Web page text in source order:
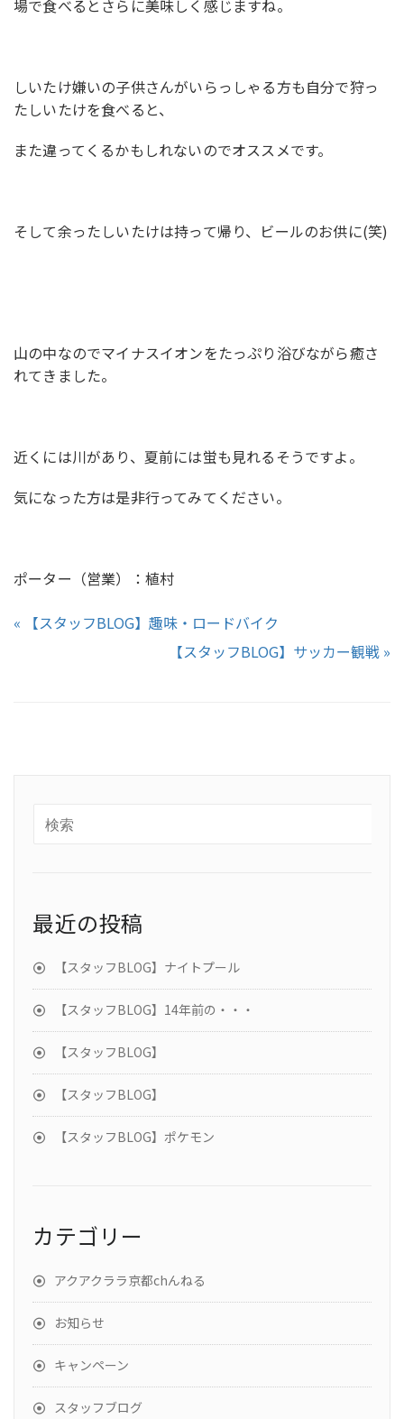
場で食べるとさらに美味しく感じますね。
しいたけ嫌いの子供さんがいらっしゃる方も自分で狩っ
たしいたけを食べると、
また違ってくるかもしれないのでオススメです。
そして余ったしいたけは持って帰り、ビールのお供に(笑)
山の中なのでマイナスイオンをたっぷり浴びながら癒さ
れてきました。
近くには川があり、夏前には蛍も見れるそうですよ。
気になった方は是非行ってみてください。
ポーター（営業）：植村
« 【スタッフBLOG】趣味・ロードバイク
【スタッフBLOG】サッカー観戦 »
最近の投稿
【スタッフBLOG】ナイトプール
【スタッフBLOG】14年前の・・・
【スタッフBLOG】
【スタッフBLOG】
【スタッフBLOG】ポケモン
カテゴリー
アクアクララ京都chんねる
お知らせ
キャンペーン
スタッフブログ